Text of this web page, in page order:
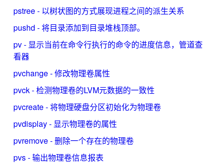
pstree - 以树状图的方式展现进程之间的派生关系
pushd - 将目录添加到目录堆栈顶部。
pv - 显示当前在命令行执行的命令的进度信息，管道查
看器
pvchange - 修改物理卷属性
pvck - 检测物理卷的LVM元数据的一致性
pvcreate - 将物理硬盘分区初始化为物理卷
pvdisplay - 显示物理卷的属性
pvremove - 删除一个存在的物理卷
pvs - 输出物理卷信息报表